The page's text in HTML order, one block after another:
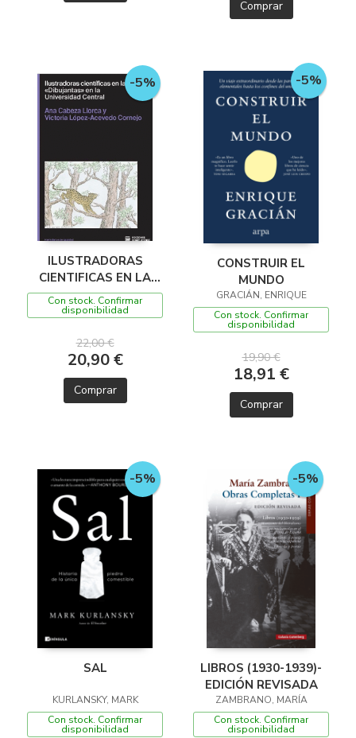
Comprar
-5%
ILUSTRADORAS
CIENTIFICAS EN LA
SOMBRA
"DIBUJANTAS" EN LA
CENTRAL
Con stock. Confirmar
disponibilidad
22,00 €
20,90 €
Comprar
-5%
CONSTRUIR EL
MUNDO
GRACIÁN, ENRIQUE
Con stock. Confirmar
disponibilidad
19,90 €
18,91 €
Comprar
-5%
SAL
KURLANSKY, MARK
Con stock. Confirmar
disponibilidad
-5%
LIBROS (1930-1939)-
EDICIÓN REVISADA
ZAMBRANO, MARÍA
Con stock. Confirmar
disponibilidad